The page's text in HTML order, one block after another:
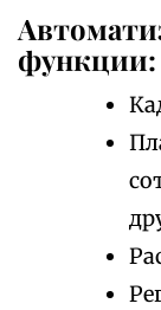
функции: